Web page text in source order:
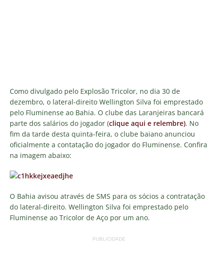
Como divulgado pelo Explosão Tricolor, no dia 30 de
dezembro, o lateral-direito Wellington Silva foi emprestado
pelo Fluminense ao Bahia. O clube das Laranjeiras bancará
parte dos salários do jogador (clique aqui e relembre). No
fim da tarde desta quinta-feira, o clube baiano anunciou
oficialmente a contatação do jogador do Fluminense. Confira
na imagem abaixo:
O Bahia avisou através de SMS para os sócios a contratação
do lateral-direito. Wellington Silva foi emprestado pelo
Fluminense ao Tricolor de Aço por um ano.
PUBLICIDADE